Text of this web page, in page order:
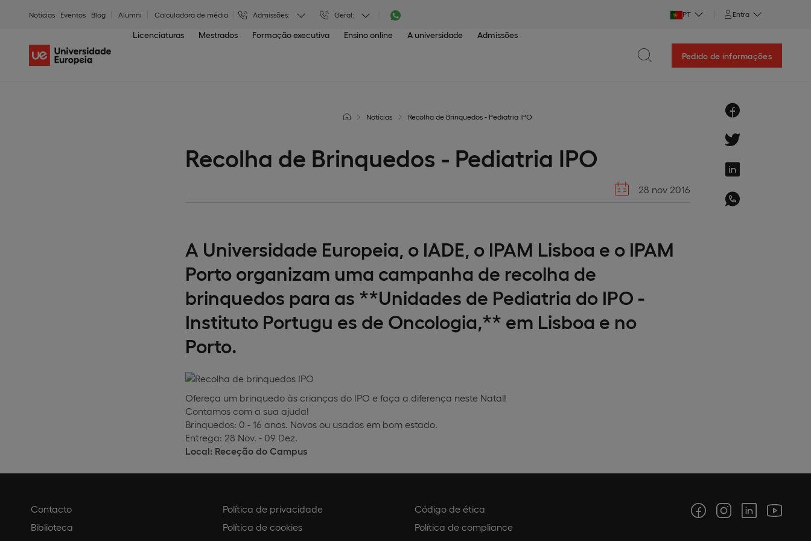
Notícias Eventos Blog Alumni Calculadora de média Admissões: Geral: PT Entra
Licenciaturas Mestrados Formação executiva Ensino online A universidade Admissões
Pedido de informações
Notícias Recolha de Brinquedos - Pediatria IPO
Recolha de Brinquedos - Pediatria IPO
28 nov 2016
A Universidade Europeia, o IADE, o IPAM Lisboa e o IPAM
Porto organizam uma campanha de recolha de
brinquedos para as **Unidades de Pediatria do IPO -
Instituto Portugu es de Oncologia,** em Lisboa e no
Porto.
Ofereça um brinquedo às crianças do IPO e faça a diferença neste Natal!
Contamos com a sua ajuda!
Brinquedos: 0 - 16 anos. Novos ou usados em bom estado.
Entrega: 28 Nov. - 09 Dez.
Local: Receção do Campus
Contacto
Biblioteca
Política de privacidade
Política de cookies
Código de ética
Política de compliance